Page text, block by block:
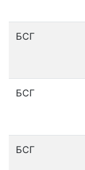
БСГ
БСГ
БСГ